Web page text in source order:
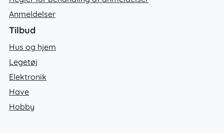
Anmeldelser
Tilbud
Hus og hjem
Legetøj
Elektronik
Have
Hobby